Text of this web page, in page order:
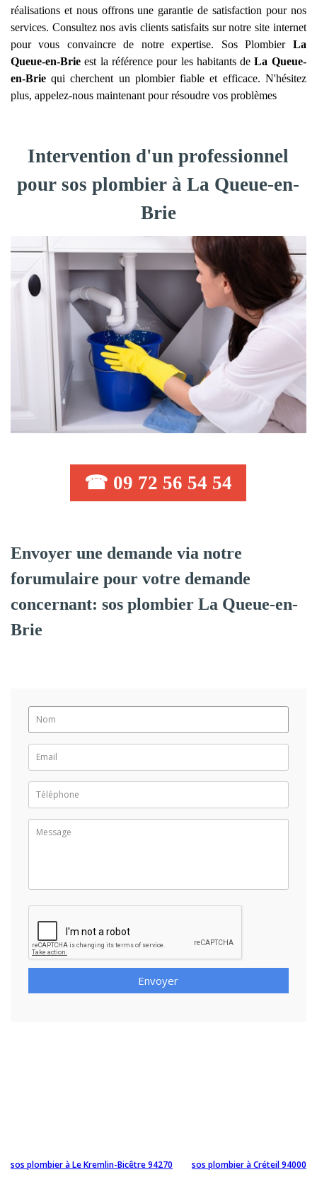
réalisations et nous offrons une garantie de satisfaction pour nos
services. Consultez nos avis clients satisfaits sur notre site internet
pour vous convaincre de notre expertise. Sos Plombier La
Queue-en-Brie est la référence pour les habitants deLa Queue-
en-Brie qui cherchent un plombier fiable et efficace. N'hésitez
plus, appelez-nous maintenant pour résoudre vos problèmes
Intervention d'un professionnel
pour sos plombier à La Queue-en-
Brie
☎ 09 72 56 54 54
Envoyer une demande via notre
forumulaire pour votre demande
concernant: sos plombier La Queue-en-
Brie
Envoyer
sos plombier à Le Kremlin-Bicêtre 94270
sos plombier à Créteil 94000